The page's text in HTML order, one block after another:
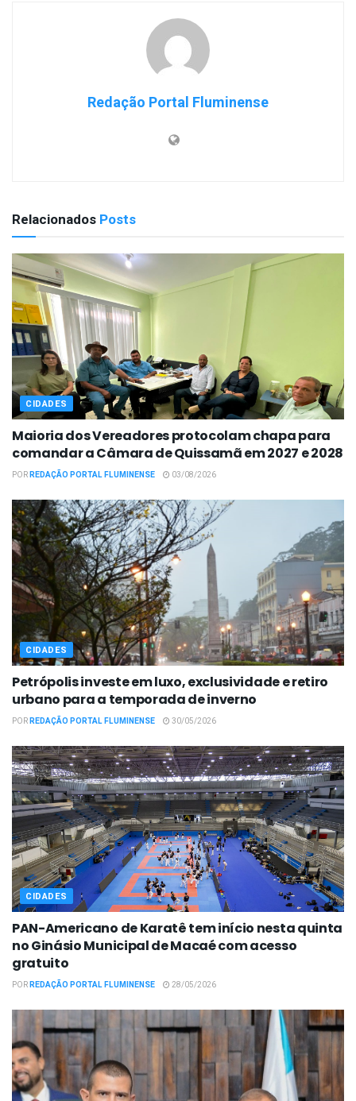
Redação Portal Fluminense
Relacionados Posts
CIDADES
Maioria dos Vereadores protocolam chapa para
comandar a Câmara de Quissamã em 2027 e 2028
PORREDAÇÃO PORTAL FLUMINENSE 03/08/2026
CIDADES
Petrópolis investe em luxo, exclusividade e retiro
urbano para a temporada de inverno
PORREDAÇÃO PORTAL FLUMINENSE 30/05/2026
CIDADES
PAN-Americano de Karatê tem início nesta quinta
no Ginásio Municipal de Macaé com acesso
gratuito
PORREDAÇÃO PORTAL FLUMINENSE 28/05/2026